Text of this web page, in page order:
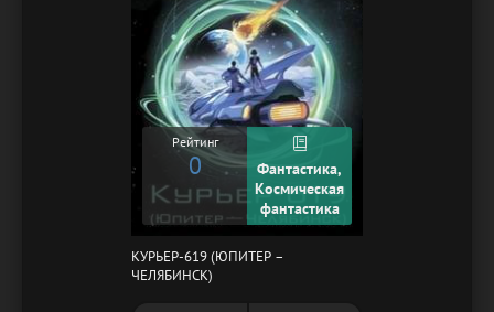
Рейтинг
0
Фантастика,
Космическая
фантастика
КУРЬЕР-619 (ЮПИТЕР –
ЧЕЛЯБИНСК)